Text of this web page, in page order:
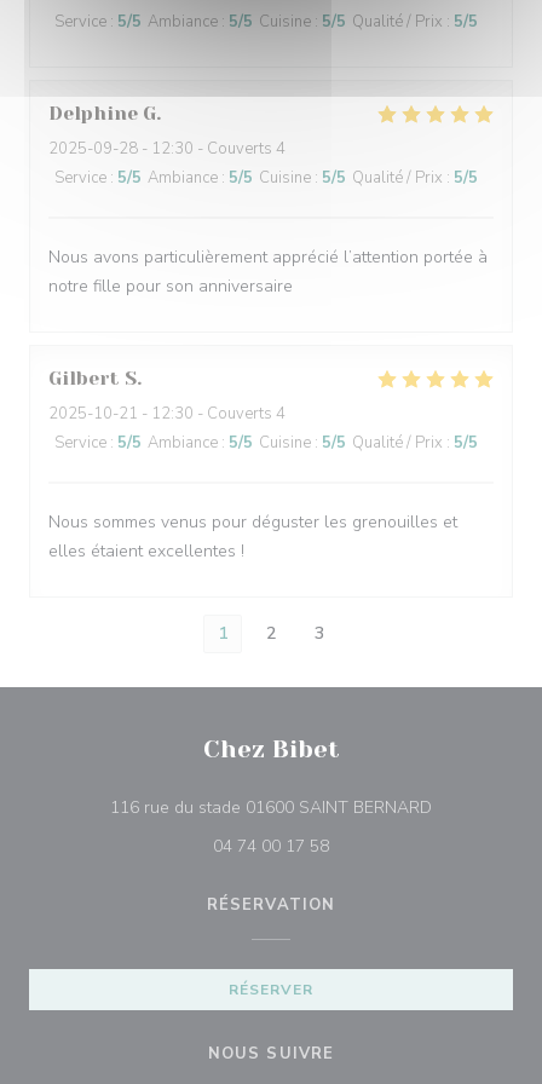
Service : 5/5 Ambiance : 5/5 Cuisine : 5/5 Qualité / Prix : 5/5
Delphine G
2025-09-28 - 12:30 - Couverts 4
Service : 5/5 Ambiance : 5/5 Cuisine : 5/5 Qualité / Prix : 5/5
Nous avons particulièrement apprécié l’attention portée à
notre fille pour son anniversaire
Gilbert S
2025-10-21 - 12:30 - Couverts 4
Service : 5/5 Ambiance : 5/5 Cuisine : 5/5 Qualité / Prix : 5/5
Nous sommes venus pour déguster les grenouilles et
elles étaient excellentes !
1 2 3
Chez Bibet
116 rue du stade 01600 SAINT BERNARD
04 74 00 17 58
RÉSERVATION
RÉSERVER
NOUS SUIVRE